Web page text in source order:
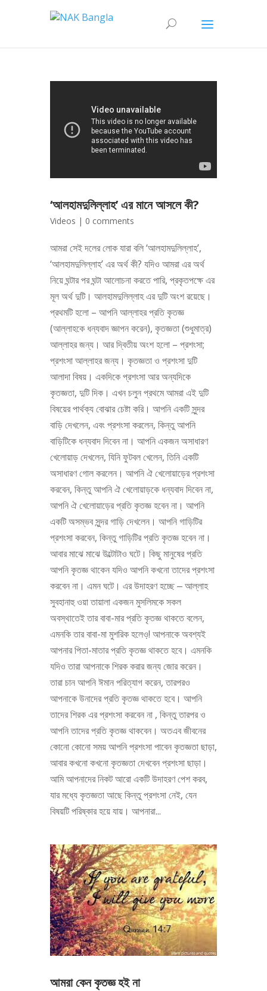
‘আলহামদুলিল্লাহ’ এর মানে আসলে কী?
Videos | 0 comments
আমরা সেই দলের লোক যারা বলি ‘আলহামদুলিল্লাহ’,
‘আলহামদুলিল্লাহ’ এর অর্থ কী? যদিও আমরা এর অর্থ
নিয়ে ঘন্টার পর ঘন্টা আলোচনা করতে পারি, প্রকৃতপক্ষে এর
মূল অর্থ দুটি। আলহামদুলিল্লাহ এর দুটি অংশ রয়েছে।
প্রথমটি হলো – আপনি আল্লাহর প্রতি কৃতজ্ঞ
(আল্লাহকে ধন্যবাদ জ্ঞাপন করেন), কৃতজ্ঞতা (শুধুমাত্র)
আল্লাহর জন্য। আর দ্বিতীয় অংশ হলো – প্রশংসা;
প্রশংসা আল্লাহর জন্য। কৃতজ্ঞতা ও প্রশংসা দুটি
আলাদা বিষয়। একদিকে প্রশংসা আর অন্যদিকে
কৃতজ্ঞতা, দুটি দিক। এখন চলুন প্রথমে আমরা এই দুটি
বিষয়ের পার্থক্য বোঝার চেষ্টা করি। আপনি একটি সুন্দর
বাড়ি দেখলেন, এবং প্রশংসা করলেন, কিন্তু আপনি
বাড়িটিকে ধন্যবাদ দিবেন না। আপনি একজন অসাধারণ
খেলোয়াড় দেখলেন, যিনি ফুটবল খেলেন, তিনি একটি
অসাধারণ গোল করলেন। আপনি ঐ খেলোয়াড়ের প্রশংসা
করবেন, কিন্তু আপনি ঐ খেলোয়াড়কে ধন্যবাদ দিবেন না,
আপনি ঐ খেলোয়াড়ের প্রতি কৃতজ্ঞ হবেন না। আপনি
একটি অসম্ভব সুন্দর গাড়ি দেখলেন। আপনি গাড়িটির
প্রশংসা করবেন, কিন্তু গাড়িটির প্রতি কৃতজ্ঞ হবেন না।
আবার মাঝে মাঝে উল্টোটাও ঘটে। কিছু মানুষের প্রতি
আপনি কৃতজ্ঞ থাকেন যদিও আপনি কখনো তাদের প্রশংসা
করবেন না। এমন ঘটে। এর উদাহরণ হচ্ছে ‒ আল্লাহ
সুবহানাহু ওয়া তায়ালা একজন মুসলিমকে সকল
অবস্থাতেই তার বাবা-মার প্রতি কৃতজ্ঞ থাকতে বলেন,
এমনকি তার বাবা-মা মুশরিক হলেও়! আপনাকে অবশ্যই
আপনার পিতা-মাতার প্রতি কৃতজ্ঞ থাকতে হবে। এমনকি
যদিও তারা আপনাকে শিরক করার জন্য জোর করেন।
তারা চান আপনি ঈমান পরিত্যাগ করেন, তারপরও
আপনাকে উনাদের প্রতি কৃতজ্ঞ থাকতে হবে। আপনি
তাদের শিরক এর প্রশংসা করবেন না , কিন্তু তারপর ও
আপনি তাদের প্রতি কৃতজ্ঞ থাকবেন। অতএব জীবনের
কোনো কোনো সময় আপনি প্রশংসা পাবেন কৃতজ্ঞতা ছাড়া,
আবার কখনো কখনো কৃতজ্ঞতা দেখবেন প্রশংসা ছাড়া।
আমি আপনাদের নিকট আরো একটি উদাহরণ পেশ করব,
যার মধ্যে কৃতজ্ঞতা আছে কিন্তু প্রশংসা নেই, যেন
বিষয়টি পরিষ্কার হয়ে যায়। আপনারা...
আমরা কেন কৃতজ্ঞ হই না